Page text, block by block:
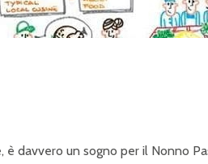
davvero un sogno per il Nonno